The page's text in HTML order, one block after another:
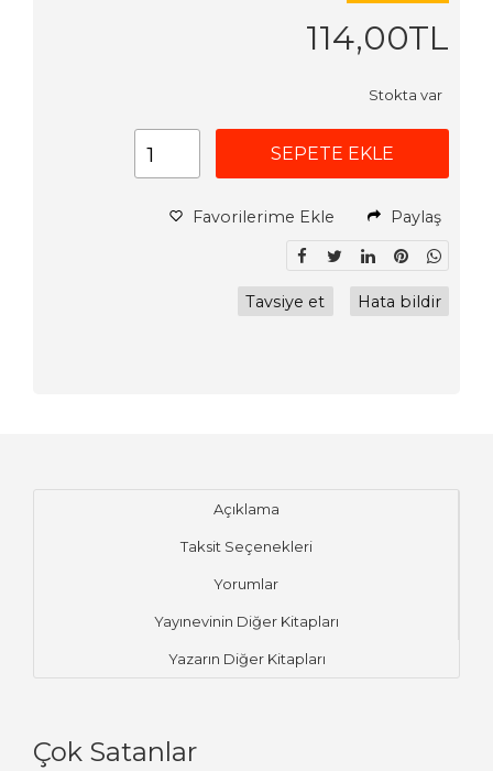
114,00TL
Stokta var
SEPETE EKLE
Favorilerime Ekle Paylaş
Tavsiye et Hata bildir
Açıklama
Taksit Seçenekleri
Yorumlar
Yayınevinin Diğer Kitapları
Yazarın Diğer Kitapları
Çok Satanlar